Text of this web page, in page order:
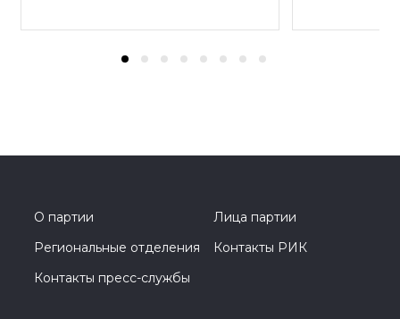
О партии
Лица партии
Региональные отделения
Контакты РИК
Контакты пресс-службы